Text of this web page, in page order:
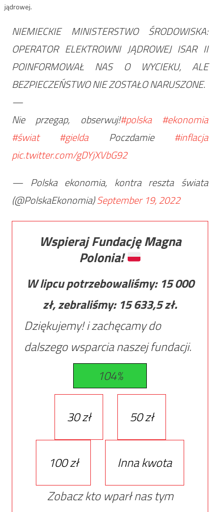
jądrowej.
NIEMIECKIE MINISTERSTWO ŚRODOWISKA:
OPERATOR ELEKTROWNI JĄDROWEJ ISAR II
POINFORMOWAŁ NAS O WYCIEKU, ALE
BEZPIECZEŃSTWO NIE ZOSTAŁO NARUSZONE.
—
Nie przegap, obserwuj!#polska
#ekonomia
#świat
#gieldaPoczdamie #inflacja
pic.twitter.com/gDYjXVbG92
— Polska ekonomia, kontra reszta świata
(@PolskaEkonomia)September 19, 2022
Wspieraj Fundację Magna
Polonia!
W lipcu potrzebowaliśmy: 15 000
zł, zebraliśmy: 15 633,5zł.
Dziękujemy! i zachęcamy do
dalszego wsparcia naszej fundacji.
104%
30 zł 50 zł
100 zł
Inna kwota
Zobacz kto wparł nas tym